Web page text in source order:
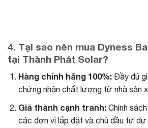
4. Tại sao nên mua Dyness
tại Thành Phát Solar?
Hàng chính hãng 100%:Đầy đủ
chứng nhận chất lượng từ nhà sản
Giá thành cạnh tranh:Chính
các đơn vị lắp đặt và chủ đầu tư dự